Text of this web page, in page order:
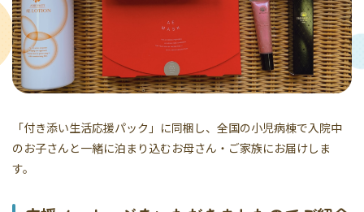
「付き添い生活応援パック」に同梱し、全国の小児病棟で入院中
のお子さんと一緒に泊まり込むお母さん・ご家族にお届けしま
す。